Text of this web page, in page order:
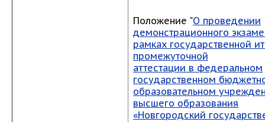
Положение "О проведении
демонстрационного
рамках государственной
промежуточной
аттестации в федеральном
государственном
образовательном
высшего образования
«Новгородский